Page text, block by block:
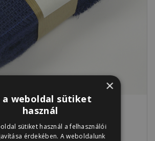
szalag JC-10 sötétkék
×
a weboldal sütiket
használ
sütiket használ a felhasználói
érdekében. A weboldalunk